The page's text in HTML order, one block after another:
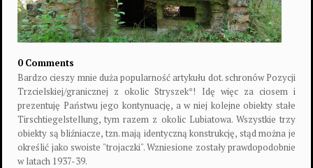
0 Comments
Bardzo cieszy mnie duża popularność artykułu dot. schronów Pozycji
Trzcielskiej/granicznej z okolic Stryszek*! Idę więc za ciosem i
prezentuję Państwu jego kontynuację, a w niej kolejne obiekty stałe
Tirschtiegelstellung, tym razem z okolic Lubiatowa. Wszystkie trzy
obiekty są bliźniacze, tzn. mają identyczną konstrukcję, stąd można je
określić jako swoiste "trojaczki". Wzniesione zostały prawdopodobnie
w latach 1937-39.